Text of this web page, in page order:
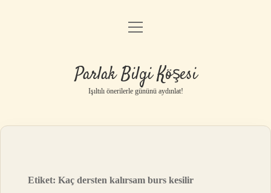
Anasayfa
Yasal Uyarı
menüyü
Parlak Bilgi Köşesi
Işıltılı önerilerle gününü aydınlat!
Etiket:Kaç dersten kalırsam burs kesilir